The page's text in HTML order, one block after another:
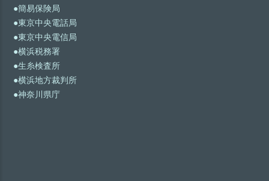
●簡易保険局
●東京中央電話局
●東京中央電信局
●横浜税務署
●生糸検査所
●横浜地方裁判所
●神奈川県庁